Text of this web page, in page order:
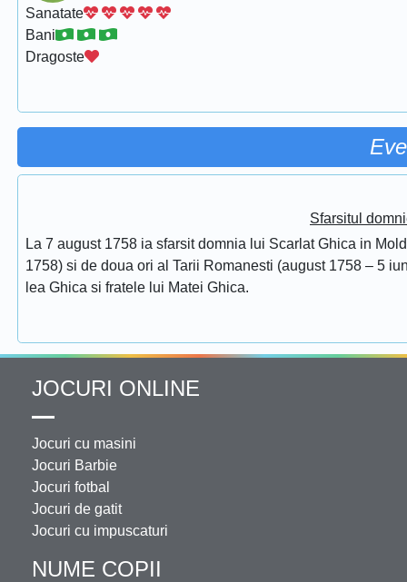
Sanatate
Bani
Dragoste
Sfarsitul
La 7 august 1758 ia sfarsit domnia lui Scarlat Ghica in
1758) si de doua ori al Tarii Romanesti (august 1758 – 5
lea Ghica si fratele lui Matei Ghica.
JOCURI ONLINE
Jocuri cu masini
Jocuri Barbie
Jocuri fotbal
Jocuri de gatit
Jocuri cu impuscaturi
NUME COPII